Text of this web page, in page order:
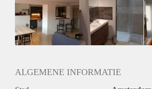
Inkomen eis
Huurtermijn
Onbepaalde termijn
Oplevering
ALGEMENE INFORMATIE